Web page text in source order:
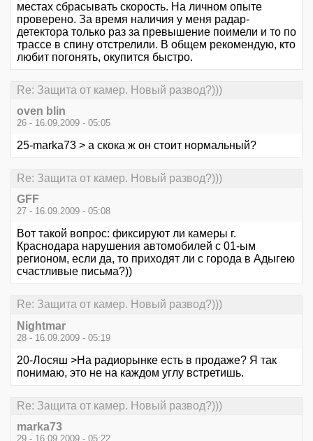
местах сбрасывать скорость. На личном опыте
проверено. За время наличия у меня радар-
детектора только раз за превышение поимели и то по
трассе в спину отстрелили. В общем рекомендую, кто
любит погонять, окупится быстро.
Re: Защита от камер. Новый развод?)))
oven blin
26 - 16.09.2009 - 05:05
25-marka73 > а скока ж он стоит нормальный?
Re: Защита от камер. Новый развод?)))
GFF
27 - 16.09.2009 - 05:08
Вот такой вопрос: фиксируют ли камеры г.
Краснодара нарушения автомобилей с 01-ым
регионом, если да, то приходят ли с города в Адыгею
счастливые письма?))
Re: Защита от камер. Новый развод?)))
Nightmar
28 - 16.09.2009 - 05:19
20-Лосяш >На радиорынке есть в продаже? Я так
понимаю, это не на каждом углу встретишь.
Re: Защита от камер. Новый развод?)))
marka73
29 - 16.09.2009 - 05:22